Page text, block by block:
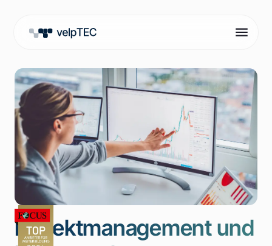
Projektmanagement und